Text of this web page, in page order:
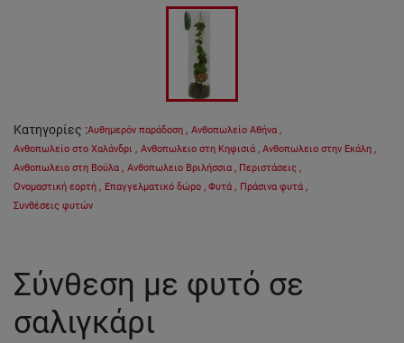
Κατηγορίες :Αυθημερόν παράδοση , Ανθοπωλείο Αθήνα ,
Ανθοπωλείο στο Χαλάνδρι , Ανθοπωλειο στη Κηφισιά , Ανθοπωλειο στην Εκάλη ,
Ανθοπωλειο στη Βούλα , Ανθοπωλειο Βριλήσσια , Περιστάσεις ,
Ονομαστική εορτή , Επαγγελματικό δώρο , Φυτά , Πράσινα φυτά ,
Συνθέσεις φυτών
Σύνθεση με φυτό σε
σαλιγκάρι